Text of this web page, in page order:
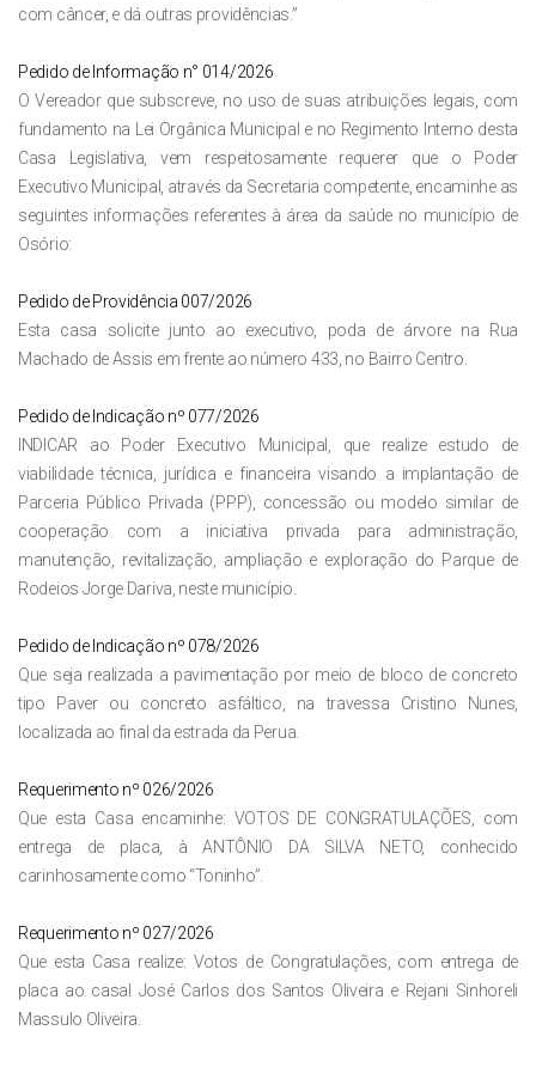
com câncer, e dá outras providências.”
Pedido de Informação n° 014/2026
O Vereador que subscreve, no uso de suas atribuições legais, com
fundamento na Lei Orgânica Municipal e no Regimento Interno desta
Casa Legislativa, vem respeitosamente requerer que o Poder
Executivo Municipal, através da Secretaria competente, encaminhe as
seguintes informações referentes à área da saúde no município de
Osório:
Pedido de Providência 007/2026
Esta casa solicite junto ao executivo, poda de árvore na Rua
Machado de Assis em frente ao número 433, no Bairro Centro.
Pedido de Indicação nº 077/2026
INDICAR ao Poder Executivo Municipal, que realize estudo de
viabilidade técnica, jurídica e financeira visando a implantação de
Parceria Público Privada (PPP), concessão ou modelo similar de
cooperação com a iniciativa privada para administração,
manutenção, revitalização, ampliação e exploração do Parque de
Rodeios Jorge Dariva, neste município.
Pedido de Indicação nº 078/2026
Que seja realizada a pavimentação por meio de bloco de concreto
tipo Paver ou concreto asfáltico, na travessa Cristino Nunes,
localizada ao final da estrada da Perua.
Requerimento nº 026/2026
Que esta Casa encaminhe: VOTOS DE CONGRATULAÇÕES, com
entrega de placa, à ANTÔNIO DA SILVA NETO, conhecido
carinhosamente como “Toninho”.
Requerimento nº 027/2026
Que esta Casa realize: Votos de Congratulações, com entrega de
placa ao casal José Carlos dos Santos Oliveira e Rejani Sinhoreli
Massulo Oliveira.